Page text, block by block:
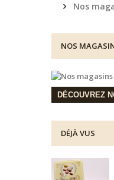
Nos
NOS
DÉCOUVREZ
DÉJÀ VUS